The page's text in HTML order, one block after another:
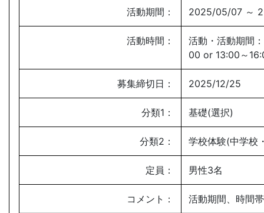
活動期間： 2025/05/07 ～
活動時間：
活動・活動期間
00 or 13:00～
募集締切日： 2025/12/25
分類1： 基礎(選択)
分類2： 学校体験(中学校
定員： 男性3名
コメント： 活動期間、時間